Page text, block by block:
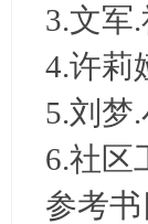
3.文军
4.许莉
5.刘梦
6.社区
参考